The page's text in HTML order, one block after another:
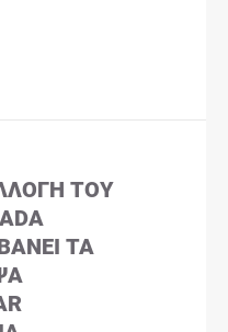
ΤΟΥ
ΤΑ